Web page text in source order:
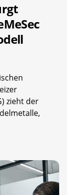
zieht der